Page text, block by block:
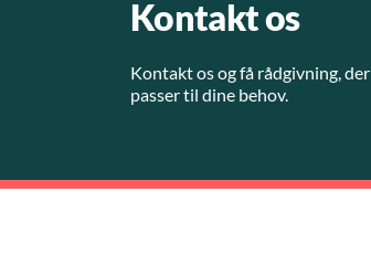
Kontakt os
Kontakt os og få rådgivning, der
passer til dine behov.